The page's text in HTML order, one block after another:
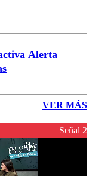
Alerta
VER MÁS
Señal 2